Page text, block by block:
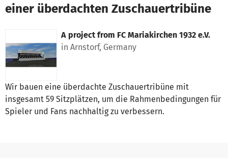
einer überdachten Zuschauertribüne
A project from FC Mariakirchen 1932 e.V.
in Arnstorf, Germany
Wir bauen eine überdachte Zuschauertribüne mit
insgesamt 59 Sitzplätzen, um die Rahmenbedingungen für
Spieler und Fans nachhaltig zu verbessern.